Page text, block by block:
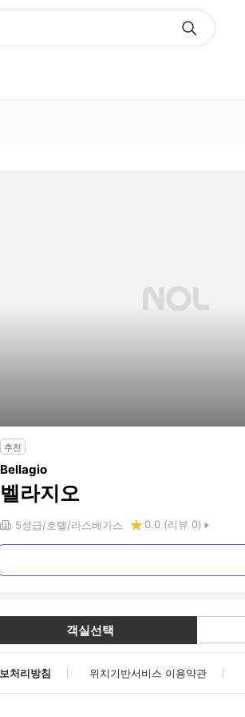
추천
Bellagio
벨라지오
5성급 호텔 라스베가스 0.0 (리뷰 0)
객실선택
처리방침 위치기반서비스 이용약관